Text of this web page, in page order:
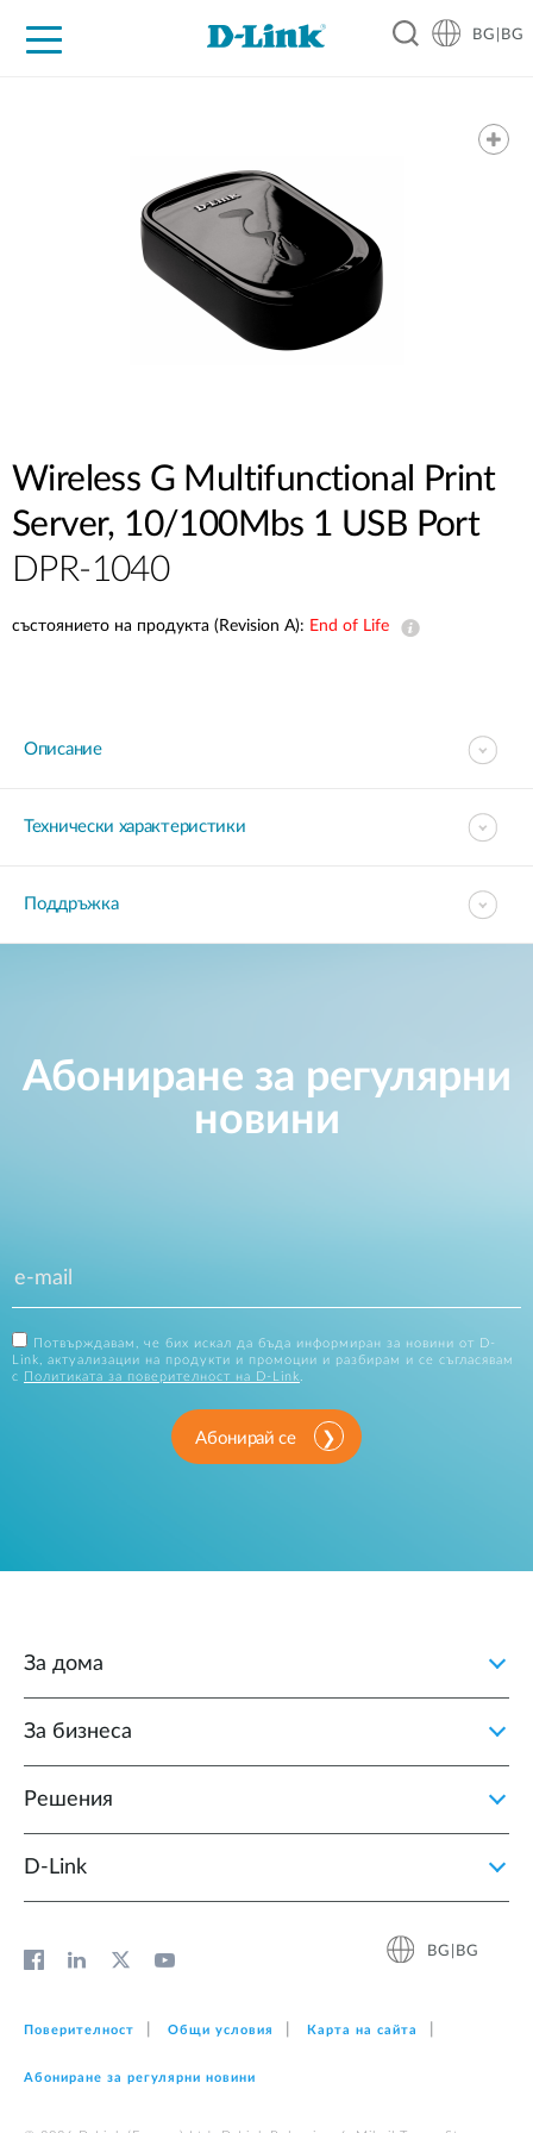
BG|BG
Wireless G Multifunctional Print
Server, 10/100Mbs 1 USB Port
DPR-1040
състоянието на продукта (Revision A): End of Life
Описание
Технически характеристики
Поддръжка
Абониране за регулярни
новини
Потвърждавам, че бих искал да бъда информиран за новини от D-
Link, актуализации на продукти и промоции и разбирам и се съгласявам
с
Политиката за поверителност на D-Link
Абонирай се
За дома
За бизнеса
Решения
D‑Link
BG|BG
Поверителност Общи условия Карта на сайта
Абониране за регулярни новини